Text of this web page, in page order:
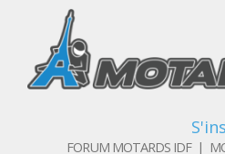
FORUM MOTARDS IDF |